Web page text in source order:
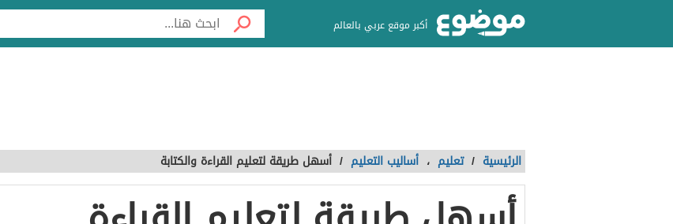
أكبر موقع عربي بالعالم
الرئيسية / تعليم ، أساليب التعليم / أسهل طريقة لتعليم القراءة والكتابة